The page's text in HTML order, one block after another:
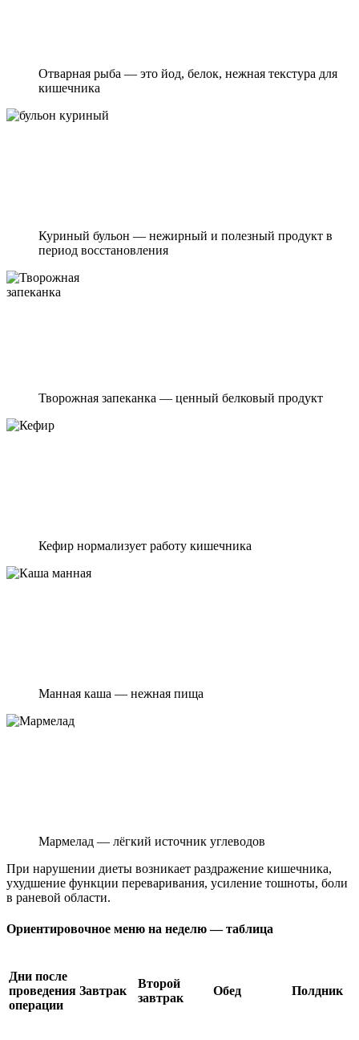
Отварная рыба — это йод, белок, нежная текстура для
кишечника
Куриный бульон — нежирный и полезный продукт в
период восстановления
Творожная запеканка — ценный белковый продукт
Кефир нормализует работу кишечника
Манная каша — нежная пища
Мармелад — лёгкий источник углеводов
При нарушении диеты возникает раздражение кишечника,
ухудшение функции переваривания, усиление тошноты, боли
в раневой области.
Ориентировочное меню на неделю — таблица
Дни после
проведения
операции
Завтрак
Второй
завтрак
Обед Полдник